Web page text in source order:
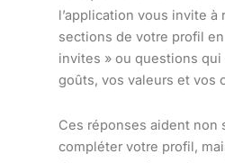
l’application vous invite à
sections de votre profil
invites » ou questions
goûts, vos valeurs et vos
Ces réponses aident non
compléter votre profil,